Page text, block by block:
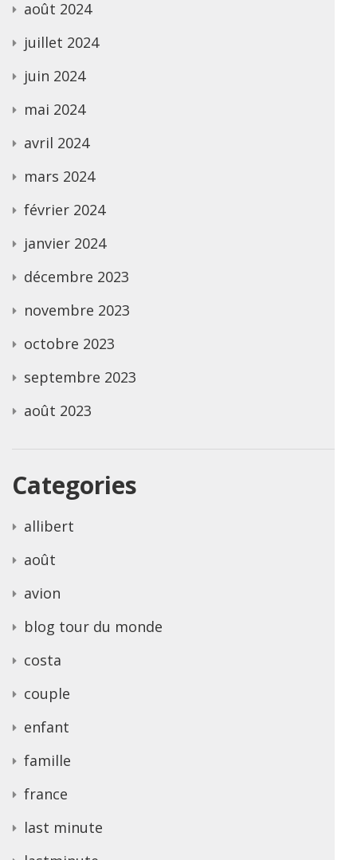
août 2024
juillet 2024
juin 2024
mai 2024
avril 2024
mars 2024
février 2024
janvier 2024
décembre 2023
novembre 2023
octobre 2023
septembre 2023
août 2023
Categories
allibert
août
avion
blog tour du monde
costa
couple
enfant
famille
france
last minute